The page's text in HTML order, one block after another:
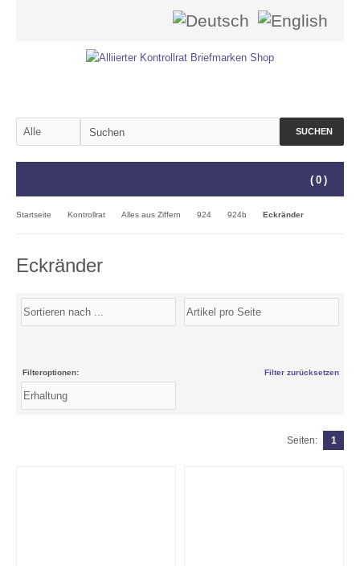
SUCHEN
( 0 )
Startseite Kontrollrat Alles aus Ziffern 924 924b Eckränder
Eckränder
Filteroptionen: Filter zurücksetzen
Seiten: 1